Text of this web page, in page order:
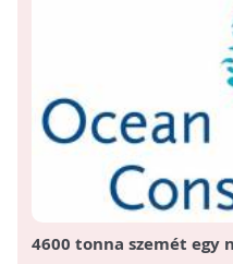
4600 tonna szemét egy